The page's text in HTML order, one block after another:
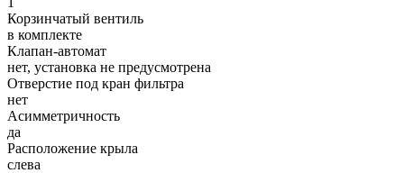
Корзинчатый вентиль
в комплекте
Клапан-автомат
нет, установка не предусмотрена
Отверстие под кран фильтра
нет
Асимметричность
да
Расположение крыла
слева